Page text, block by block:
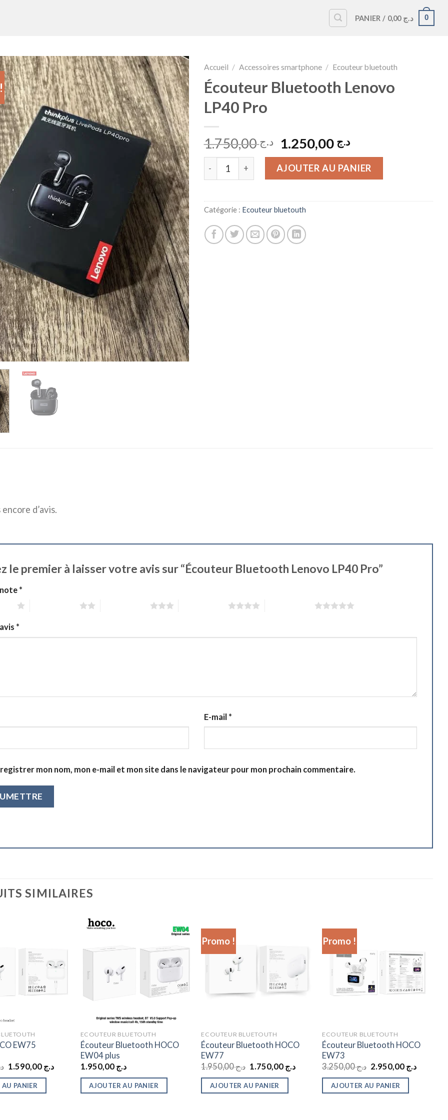
PANIER / د.ج 0,00 0
Accueil / Accessoires smartphone / Ecouteur bluetouth
Écouteur Bluetooth Lenovo
LP40 Pro
د.ج1.750,00
Le
prix
initial
était :
د.ج 1.750,00.
د.ج 1.250,00
Le
prix
actuel
est :
د.ج 1.250,00.
quantité de Écouteur Bluetooth Lenovo LP40 Pro
AJOUTER AU PANIER
Catégorie : Ecouteur bluetouth
encore d’avis.
le premier à laisser votre avis sur “Écouteur Bluetooth Lenovo LP40 Pro”
*
*
E-mail *
mon nom, mon e-mail et mon site dans le navigateur pour mon prochain commentaire.
SIMILAIRES
EW75
Le
initial
était :
د.ج 1.590,00
Le
PANIER
ECOUTEUR BLUETOUTH
Écouteur Bluetooth HOCO
EW04 plus
د.ج 1.950,00
AJOUTER AU PANIER
Promo !
ECOUTEUR BLUETOUTH
Écouteur Bluetooth HOCO
EW77
د.ج1.950,00
Le
initial
était :
د.جLe
AJOUTER AU PANIER
Promo !
ECOUTEUR BLUETOUTH
Écouteur Bluetooth HOCO
EW73
د.ج3.250,00
Le
initial
était :
د.ج 2.950,00
Le
AJOUTER AU PANIER